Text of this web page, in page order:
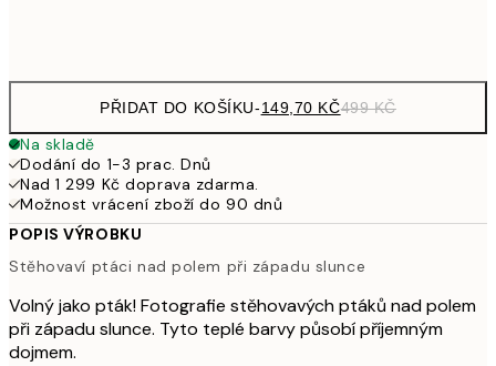
PŘIDAT DO KOŠÍKU-149,70 KČ499 KČ
Na skladě
Dodání do 1-3 prac. Dnů
Nad 1 299 Kč doprava zdarma.
Možnost vrácení zboží do 90 dnů
POPIS VÝROBKU
Stěhovaví ptáci nad polem při západu slunce
Volný jako pták! Fotografie stěhovavých ptáků nad polem
při západu slunce. Tyto teplé barvy působí příjemným
dojmem.